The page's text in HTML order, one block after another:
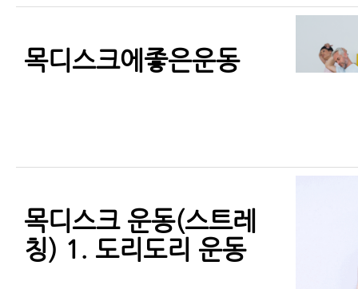
목디스크에좋은운동
목디스크 운동(스트레
칭) 1. 도리도리 운동